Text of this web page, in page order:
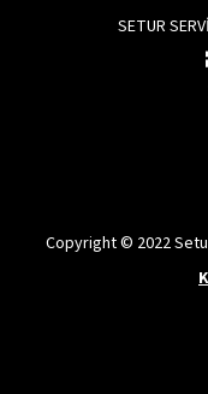
SETUR
Copyright © 2022